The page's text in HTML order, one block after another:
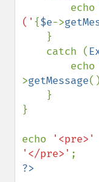
        echo
(' {$e->
    catch (
        echo
>getMessage
}
echo '<pre>'
'</pre>'